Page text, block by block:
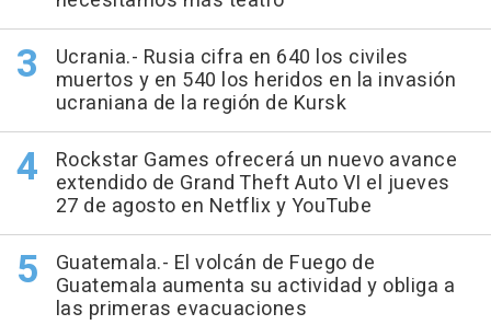
Ucrania.- Rusia cifra en 640 los civiles
muertos y en 540 los heridos en la invasión
ucraniana de la región de Kursk
Rockstar Games ofrecerá un nuevo avance
extendido de Grand Theft Auto VI el jueves
27 de agosto en Netflix y YouTube
Guatemala.- El volcán de Fuego de
Guatemala aumenta su actividad y obliga a
las primeras evacuaciones